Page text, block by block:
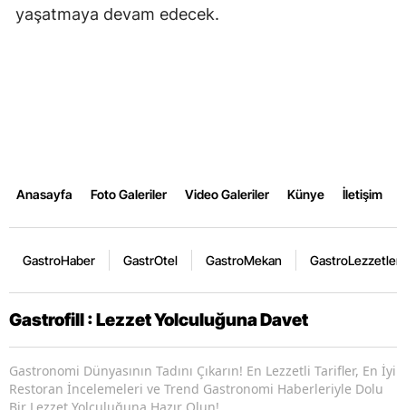
yaşatmaya devam edecek.
Anasayfa Foto Galeriler Video Galeriler Künye İletişim
GastroHaber GastrOtel GastroMekan GastroLezzetler
Gastrofill : Lezzet Yolculuğuna Davet
Gastronomi Dünyasının Tadını Çıkarın! En Lezzetli Tarifler, En İyi
Restoran İncelemeleri ve Trend Gastronomi Haberleriyle Dolu
Bir Lezzet Yolculuğuna Hazır Olun!